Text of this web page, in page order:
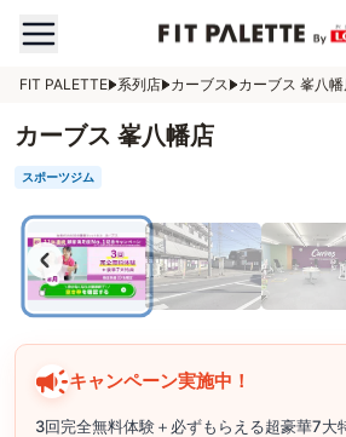
FIT PALETTE 系列店 カーブス カーブス 峯八
カーブス 峯八幡店
スポーツジム
キャンペーン実施中！
3回完全無料体験＋必ずもらえる超豪華7大